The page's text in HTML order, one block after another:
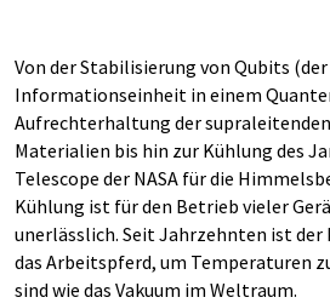
Von der Stabilisierung von Qubits
Informationseinheit in einem
Aufrechterhaltung der
Materialien bis hin zur Kühlung des
Telescope der NASA für die
Kühlung ist für den Betrieb vieler
unerlässlich. Seit Jahrzehnten ist
das Arbeitspferd, um Temperaturen
sind wie das Vakuum im Weltraum.